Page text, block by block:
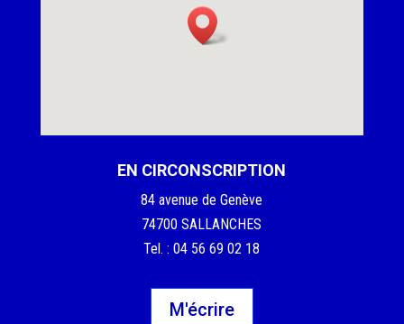
EN CIRCONSCRIPTION
84 avenue de Genève
74700 SALLANCHES
Tel. : 04 56 69 02 18
M'écrire